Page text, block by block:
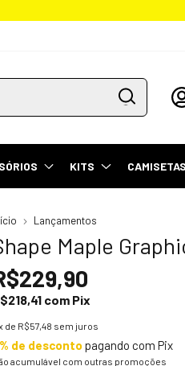
KITS CAMISETAS
Lançamentos
Maple
com Pix
de R$57,48 sem juros
de desconto pagando com Pix
acumulável com outras promoções